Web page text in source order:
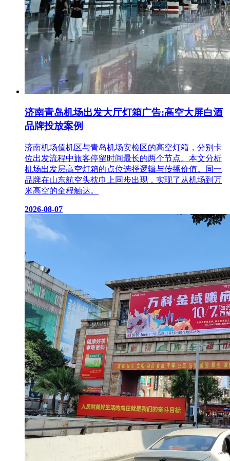
济南青岛机场出发大厅灯箱广告:高空大屏白酒
品牌投放案例
济南机场值机区与青岛机场安检区的高空灯箱，分别卡
位出发流程中旅客停留时间最长的两个节点。本文分析
机场出发层高空灯箱的点位选择逻辑与传播价值。同一
品牌在山东航空头枕巾上同步出现，实现了从机场到万
米高空的全程触达。
2026-08-07